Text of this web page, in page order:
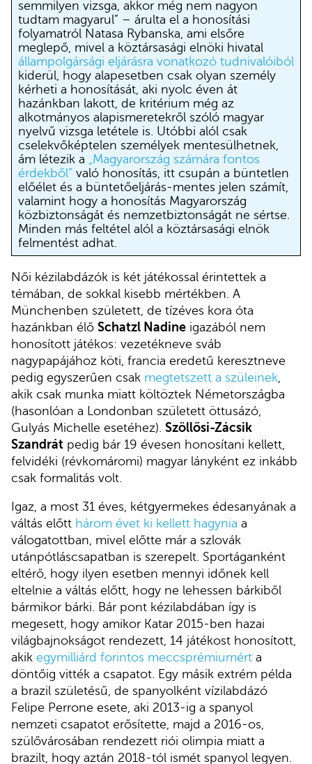
semmilyen vizsga, akkor még nem nagyon
tudtam magyarul” – árulta el a honosítási
folyamatról Natasa Rybanska, ami elsőre
meglepő, mivel a köztársasági elnöki hivatal
állampolgársági eljárásra vonatkozó tudnivalóiból
kiderül, hogy alapesetben csak olyan személy
kérheti a honosítását, aki nyolc éven át
hazánkban lakott, de kritérium még az
alkotmányos alapismeretekről szóló magyar
nyelvű vizsga letétele is. Utóbbi alól csak
cselekvőképtelen személyek mentesülhetnek,
ám létezik a „Magyarország számára fontos
érdekből” való honosítás, itt csupán a büntetlen
előélet és a büntetőeljárás-mentes jelen számít,
valamint hogy a honosítás Magyarország
közbiztonságát és nemzetbiztonságát ne sértse.
Minden más feltétel alól a köztársasági elnök
felmentést adhat.
Női kézilabdázók is két játékossal érintettek a
témában, de sokkal kisebb mértékben. A
Münchenben született, de tízéves kora óta
hazánkban élő Schatzl Nadine igazából nem
honosított játékos: vezetékneve sváb
nagypapájához köti, francia eredetű keresztneve
pedig egyszerűen csak megtetszett a szüleinek
akik csak munka miatt költöztek Németországba
(hasonlóan a Londonban született öttusázó,
Gulyás Michelle esetéhez). Szöllősi-Zácsik
Szandrát pedig bár 19 évesen honosítani kellett,
felvidéki (révkomáromi) magyar lányként ez inkább
csak formalitás volt.
Igaz, a most 31 éves, kétgyermekes édesanyának a
váltás előtt három évet ki kellett hagynia a
válogatottban, mivel előtte már a szlovák
utánpótláscsapatban is szerepelt. Sportáganként
eltérő, hogy ilyen esetben mennyi időnek kell
eltelnie a váltás előtt, hogy ne lehessen bárkiből
bármikor bárki. Bár pont kézilabdában így is
megesett, hogy amikor Katar 2015-ben hazai
világbajnokságot rendezett, 14 játékost honosított,
akik egymilliárd forintos meccsprémiumért a
döntőig vitték a csapatot. Egy másik extrém példa
a brazil születésű, de spanyolként vízilabdázó
Felipe Perrone esete, aki 2013-ig a spanyol
nemzeti csapatot erősítette, majd a 2016-os,
szülővárosában rendezett riói olimpia miatt a
brazilt, hogy aztán 2018-tól ismét spanyol legyen.